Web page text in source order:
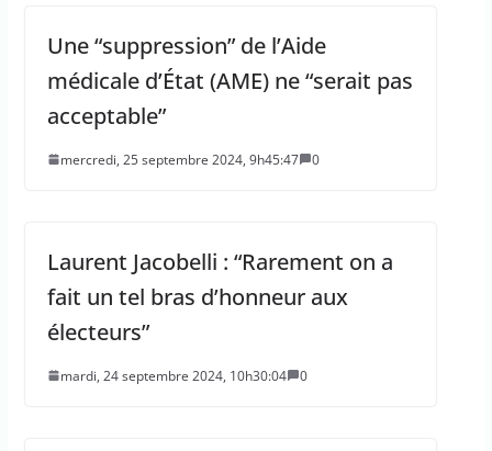
Une “suppression” de l’Aide
médicale d’État (AME) ne “serait pas
acceptable”
mercredi, 25 septembre 2024, 9h45:47 0
Laurent Jacobelli : “Rarement on a
fait un tel bras d’honneur aux
électeurs”
mardi, 24 septembre 2024, 10h30:04 0